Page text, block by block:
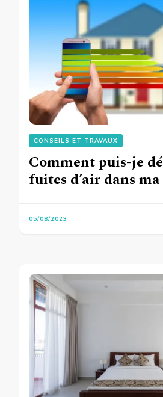
CONSEILS ET TRAVAUX
Comment puis-je
fuites d’air dans
05/08/2023